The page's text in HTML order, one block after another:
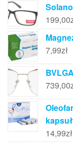
199,00
7,99zł
739,00
14,99zł